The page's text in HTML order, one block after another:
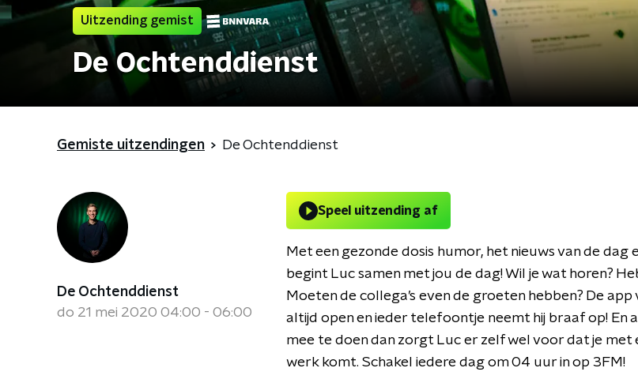
Uitzending gemist
De Ochtenddienst
Gemiste uitzendingen De Ochtenddienst
De Ochtenddienst
do 21 mei 2020 04:00 - 06:00
Speel uitzending af
Met een gezonde dosis humor, het nieuws van de dag
begint Luc samen met jou de dag! Wil je wat horen?
Moeten de collega’s even de groeten hebben? De
altijd open en ieder telefoontje neemt hij braaf op! En
mee te doen dan zorgt Luc er zelf wel voor dat je met
werk komt. Schakel iedere dag om 04 uur in op 3FM!